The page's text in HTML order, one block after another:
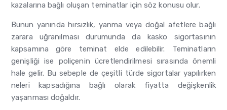
kazalarına bağlı oluşan teminatlar için söz konusu olur.
Bunun yanında hırsızlık, yanma veya doğal afetlere bağlı
zarara uğranılması durumunda da kasko sigortasının
kapsamına göre teminat elde edilebilir. Teminatların
genişliği ise poliçenin ücretlendirilmesi sırasında önemli
hale gelir. Bu sebeple de çeşitli türde sigortalar yapılırken
neleri kapsadığına bağlı olarak fiyatta değişkenlik
yaşanması doğaldır.